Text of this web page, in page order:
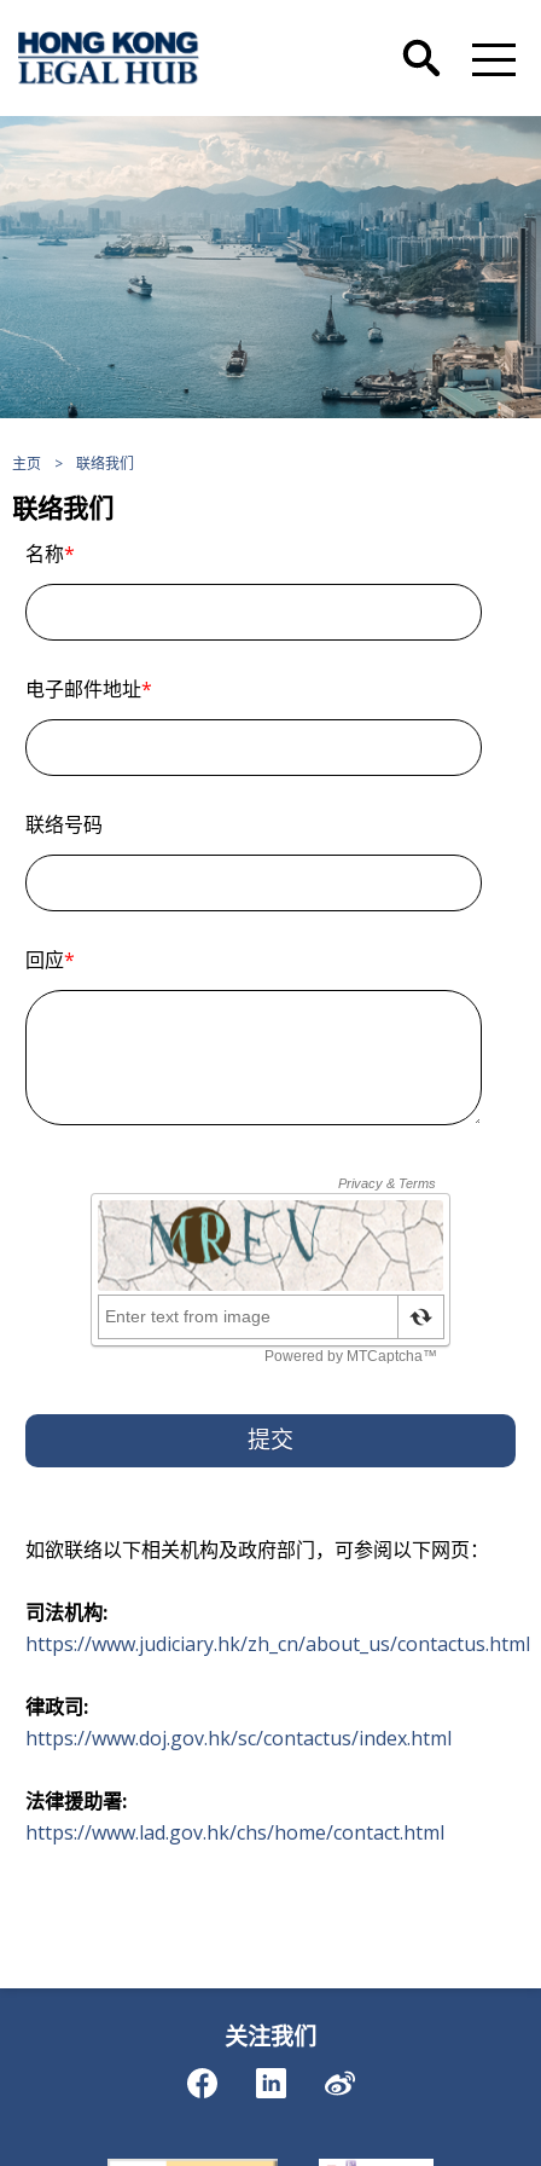
主页 > 联络我们
联络我们
名称*
电子邮件地址*
联络号码
回应*
提交
如欲联络以下相关机构及政府部门，可参阅以下网页：
司法机构:
https://www.judiciary.hk/zh_cn/about_us/contactus.html
律政司:
https://www.doj.gov.hk/sc/contactus/index.html
法律援助署:
https://www.lad.gov.hk/chs/home/contact.html
关注我们